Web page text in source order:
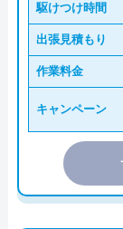
駆けつけ時間
出張見積もり
作業料金
キャンペーン